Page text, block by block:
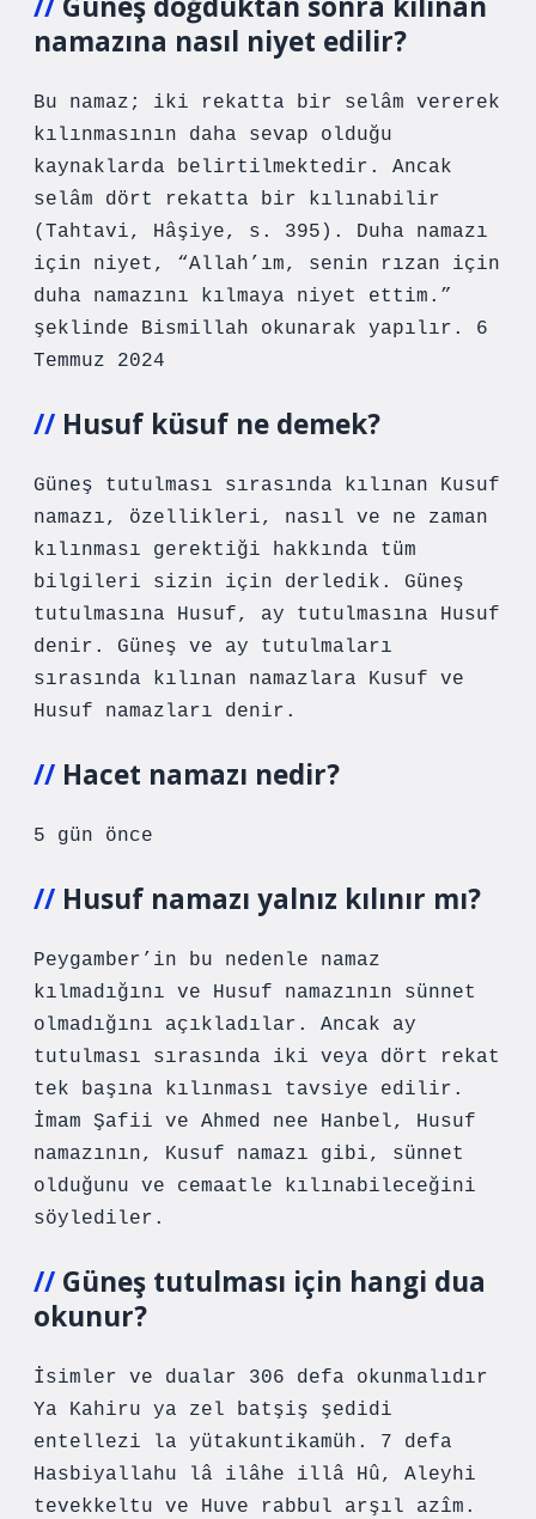
namazına nasıl niyet edilir?
Bu namaz; iki rekatta bir selâm vererek
kılınmasının daha sevap olduğu
kaynaklarda belirtilmektedir. Ancak
selâm dört rekatta bir kılınabilir
(Tahtavi, Hâşiye, s. 395). Duha namazı
için niyet, “Allah’ım, senin rızan için
duha namazını kılmaya niyet ettim.”
şeklinde Bismillah okunarak yapılır. 6
Temmuz 2024
Husuf küsuf ne demek?
Güneş tutulması sırasında kılınan Kusuf
namazı, özellikleri, nasıl ve ne zaman
kılınması gerektiği hakkında tüm
bilgileri sizin için derledik. Güneş
tutulmasına Husuf, ay tutulmasına Husuf
denir. Güneş ve ay tutulmaları
sırasında kılınan namazlara Kusuf ve
Husuf namazları denir.
Hacet namazı nedir?
5 gün önce
Husuf namazı yalnız kılınır mı?
Peygamber’in bu nedenle namaz
kılmadığını ve Husuf namazının sünnet
olmadığını açıkladılar. Ancak ay
tutulması sırasında iki veya dört rekat
tek başına kılınması tavsiye edilir.
İmam Şafii ve Ahmed nee Hanbel, Husuf
namazının, Kusuf namazı gibi, sünnet
olduğunu ve cemaatle kılınabileceğini
söylediler.
Güneş tutulması için hangi dua
okunur?
İsimler ve dualar 306 defa okunmalıdır
Ya Kahiru ya zel batşiş şedidi
entellezi la yütakuntikamüh. 7 defa
Hasbiyallahu lâ ilâhe illâ Hû, Aleyhi
tevekkeltu ve Huve rabbul arşıl azîm.